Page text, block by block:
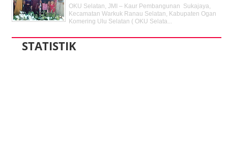
OKU Selatan, JMI – Kaur Pembangunan Sukajaya,
Kecamatan Warkuk Ranau Selatan, Kabupaten Ogan
Komering Ulu Selatan ( OKU Selata...
STATISTIK